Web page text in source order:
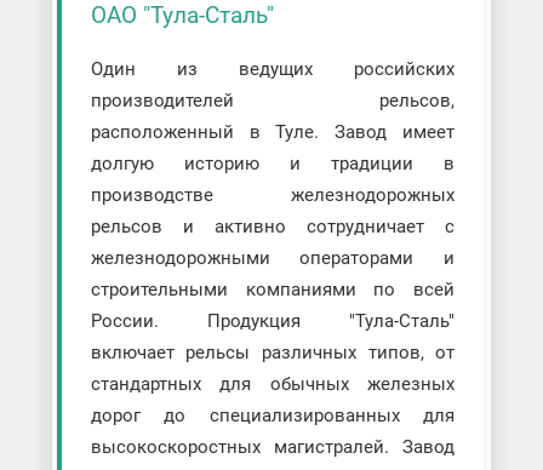
ОАО "Тула-Сталь"
Один из ведущих российских
производителей рельсов,
расположенный в Туле. Завод имеет
долгую историю и традиции в
производстве железнодорожных
рельсов и активно сотрудничает с
железнодорожными операторами и
строительными компаниями по всей
России. Продукция "Тула-Сталь"
включает рельсы различных типов, от
стандартных для обычных железных
дорог до специализированных для
высокоскоростных магистралей. Завод